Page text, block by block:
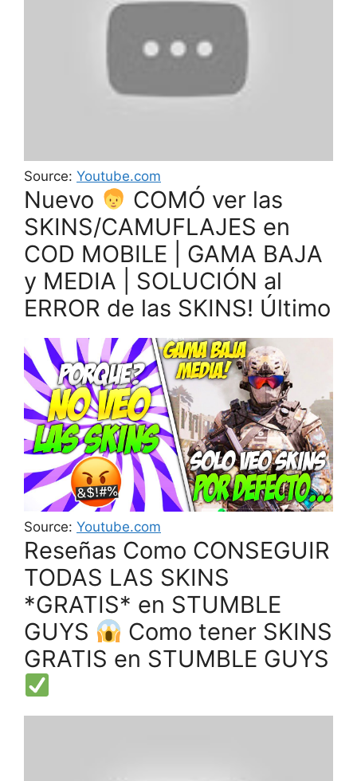
Source: Youtube.com
Nuevo
COMÓ ver las
SKINS/CAMUFLAJES en
COD MOBILE | GAMA BAJA
y MEDIA | SOLUCIÓN al
ERROR de las SKINS! Último
Source: Youtube.com
Reseñas Como CONSEGUIR
TODAS LAS SKINS
*GRATIS* en STUMBLE
GUYS
Como tener SKINS
GRATIS en STUMBLE GUYS